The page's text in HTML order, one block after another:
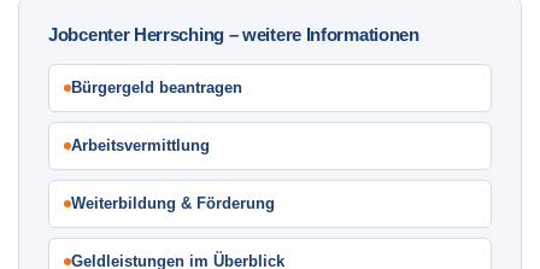
Jobcenter Herrsching – weitere Informationen
Bürgergeld beantragen
Arbeitsvermittlung
Weiterbildung & Förderung
Geldleistungen im Überblick